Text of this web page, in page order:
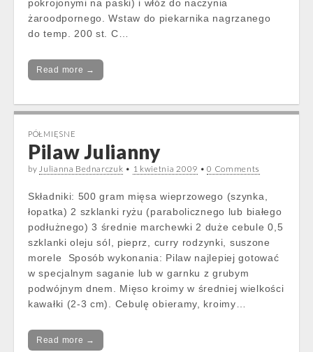
pokrojonymi na paski) i włóż do naczynia
żaroodpornego. Wstaw do piekarnika nagrzanego
do temp. 200 st. C…
Read more →
PÓŁMIĘSNE
Pilaw Julianny
byJulianna Bednarczuk • 1 kwietnia 2009 •0 Comments
Składniki: 500 gram mięsa wieprzowego (szynka,
łopatka) 2 szklanki ryżu (parabolicznego lub białego
podłużnego) 3 średnie marchewki 2 duże cebule 0,5
szklanki oleju sól, pieprz, curry rodzynki, suszone
morele Sposób wykonania: Pilaw najlepiej gotować
w specjalnym saganie lub w garnku z grubym
podwójnym dnem. Mięso kroimy w średniej wielkości
kawałki (2-3 cm). Cebulę obieramy, kroimy…
Read more →